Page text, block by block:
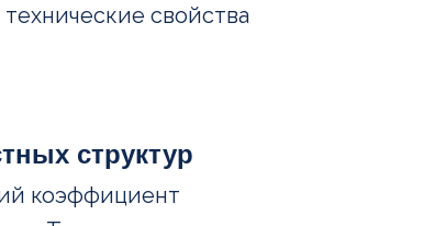
свойства
структур
коэффициент